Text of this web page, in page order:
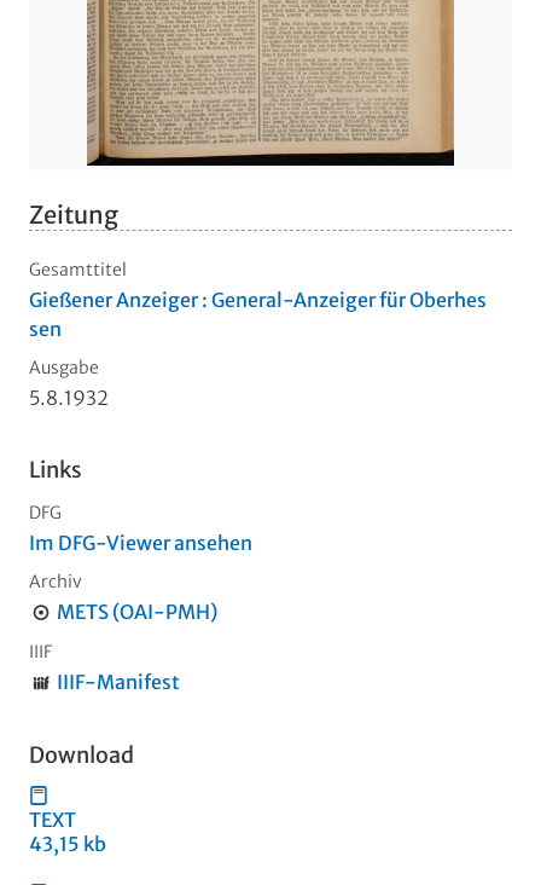
Zeitung
Gesamttitel
Gießener Anzeiger : General-Anzeiger für Oberhes
sen
Ausgabe
5.8.1932
Links
DFG
Im DFG-Viewer ansehen
Archiv
METS (OAI-PMH)
IIIF
IIIF-Manifest
Download
TEXT
43,15 kb